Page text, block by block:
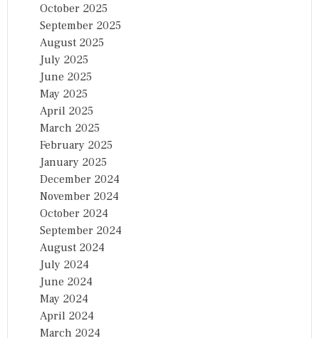
October 2025
September 2025
August 2025
July 2025
June 2025
May 2025
April 2025
March 2025
February 2025
January 2025
December 2024
November 2024
October 2024
September 2024
August 2024
July 2024
June 2024
May 2024
April 2024
March 2024